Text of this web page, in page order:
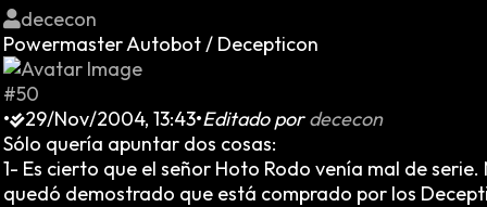
dececon
Powermaster Autobot / Decepticon
#50
•
29/Nov/2004, 13:43•Editado pordececon
Sólo quería apuntar dos cosas:
1- Es cierto que el señor Hoto Rodo venía mal de
quedó demostrado que está comprado por los